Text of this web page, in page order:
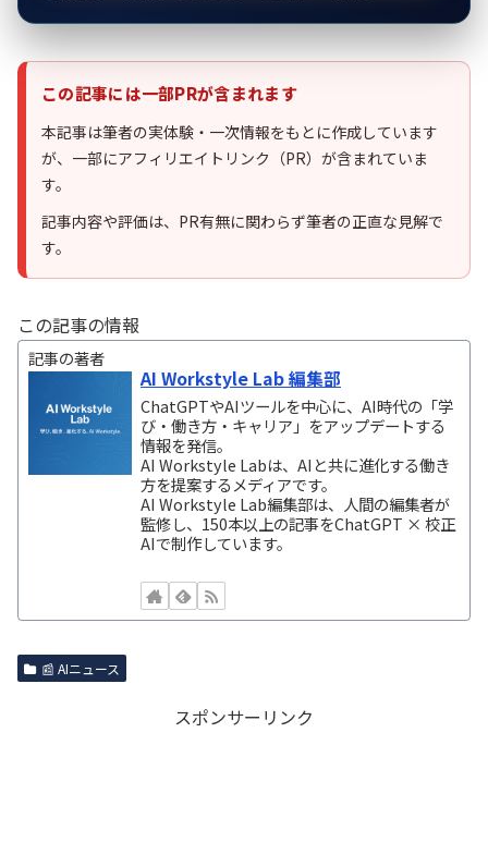
この記事には一部PRが含まれます
本記事は筆者の実体験・一次情報をもとに作成しています
が、一部にアフィリエイトリンク（PR）が含まれていま
す。
記事内容や評価は、PR有無に関わらず筆者の正直な見解で
す。
この記事の情報
記事の著者
AI Workstyle Lab 編集部
ChatGPTやAIツールを中心に、AI時代の「学
び・働き方・キャリア」をアップデートする
情報を発信。
AI Workstyle Labは、AIと共に進化する働き
方を提案するメディアです。
AI Workstyle Lab編集部は、人間の編集者が
監修し、150本以上の記事をChatGPT × 校正
AIで制作しています。
📰 AIニュース
スポンサーリンク